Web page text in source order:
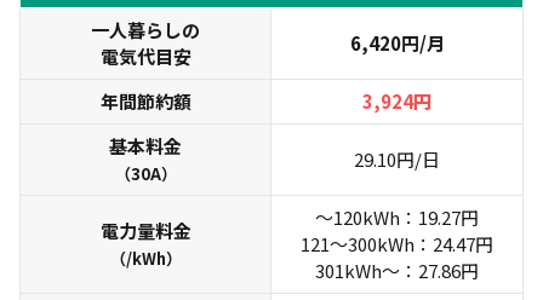
一人暮らしの
電気代目安
6,420円/月
年間節約額 3,924円
基本料金
（30A）
29.10円/日
電力量料金
（/kWh）
～120kWh：19.27円
121～300kWh：24.47円
301kWh～：27.86円